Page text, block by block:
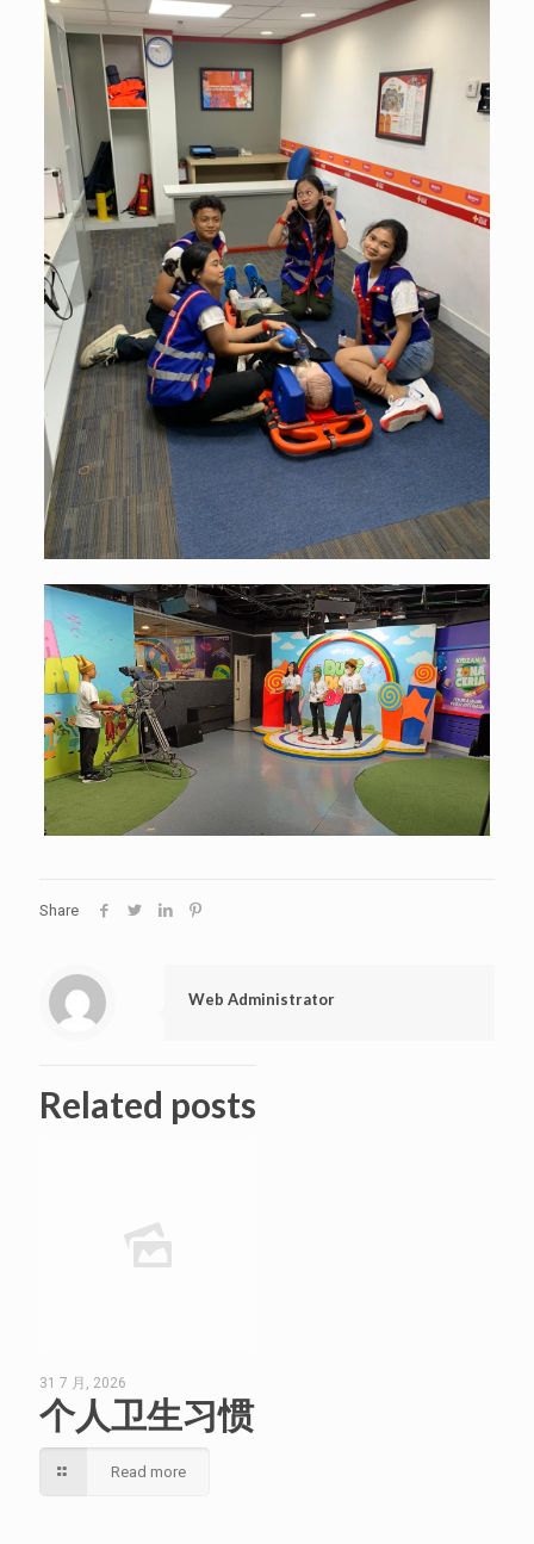
Share
Web Administrator
Related posts
31 7 月, 2026
个人卫生习惯
Read more